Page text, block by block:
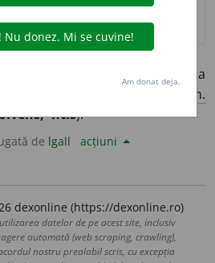
Persoană care a
de învățămînt. –
Germ.
-ntis).
de lgall acțiuni
dexonline (https://dexonline.ro)
datelor de pe acest site, inclusiv
automată (web scraping, crawling),
nostru prealabil scris, cu excepția
Am donat deja.